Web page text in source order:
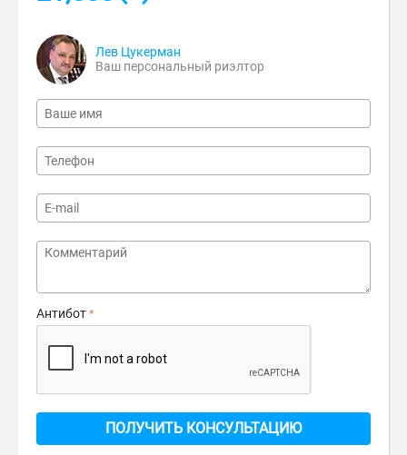
Лев Цукерман
Ваш персональный риэлтор
Антибот
ПОЛУЧИТЬ КОНСУЛЬТАЦИЮ